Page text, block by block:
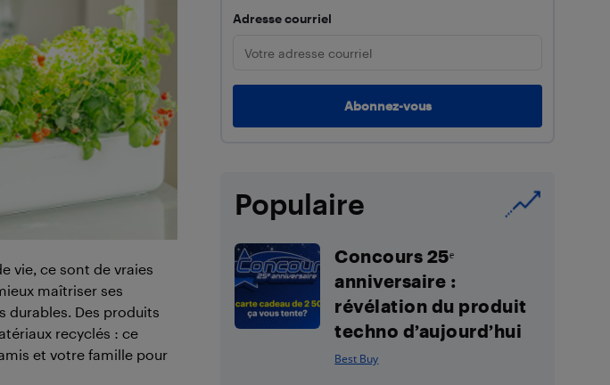
vie, ce sont de vraies
maîtriser ses
durables. Des produits
recyclés : ce
et votre famille pour
Adresse courriel
Populaire
Concours 25ᵉ
anniversaire :
révélation du produit
techno d’aujourd’hui
Best Buy